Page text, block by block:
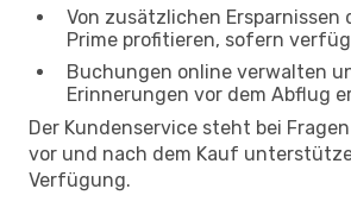
Von zusätzlichen Ersparnissen
Prime profitieren, sofern
Buchungen online verwalten
Erinnerungen vor dem Abflug
Der Kundenservice steht bei
vor und nach dem Kauf
Verfügung.